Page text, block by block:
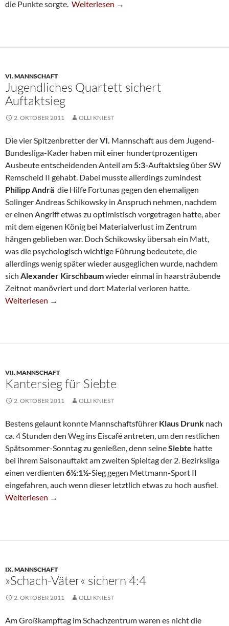
die Punkte sorgte. Vierte Patzt In Kaarst
Weiterlesen →
VI. MANNSCHAFT
Jugendliches Quartett sichert
Auftaktsieg
2. OKTOBER 2011 OLLI KNIEST
Die vier Spitzenbretter derVI. Mannschaft aus dem Jugend-
Bundesliga-Kader haben mit einer hundertprozentigen
Ausbeute entscheidenden Anteil am5:3-Auftaktsieg über SW
Remscheid II gehabt. Dabei musste allerdings zumindest
Philipp Andrä die Hilfe Fortunas gegen den ehemaligen
Solinger Andreas Schikowsky in Anspruch nehmen, nachdem
er einen Angriff etwas zu optimistisch vorgetragen hatte, aber
mit dem eigenen König bei Materialverlust im Zentrum
hängen geblieben war. Doch Schikowsky übersah ein Matt,
was die psychologisch wichtige Führung bedeutete, die
allerdings wenig später wieder ausgeglichen wurde, nachdem
sich Alexander Kirschbaumwieder einmal in haarsträubende
Zeitnot manövriert und dort Material verloren hatte.
Jugendliches Quartett Sichert Auftaktsieg
Weiterlesen →
VII. MANNSCHAFT
Kantersieg für Siebte
2. OKTOBER 2011 OLLI KNIEST
Bestens gelaunt konnte Mannschaftsführer Klaus Drunk nach
ca. 4 Stunden den Weg ins Eiscafé antreten, um den restlichen
Spätsommer-Sonntag zu genießen, denn seineSiebte hatte
bei ihrem Saisonauftakt am zweiten Spieltag der 2. Bezirksliga
einen verdienten 6½:1½-Sieg gegen Mettmann-Sport II
eingefahren, auch wenn dieser letztlich etwas zu hoch ausfiel.
Kantersieg Für Siebte
Weiterlesen →
IX. MANNSCHAFT
»Schach-Väter« sichern 4:4
2. OKTOBER 2011 OLLI KNIEST
Am Großkampftag im Schachzentrum waren es nicht die